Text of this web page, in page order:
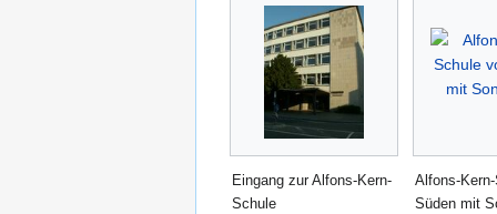
Eingang zur Alfons-Kern-
Schule
Alfons-
Süden mit